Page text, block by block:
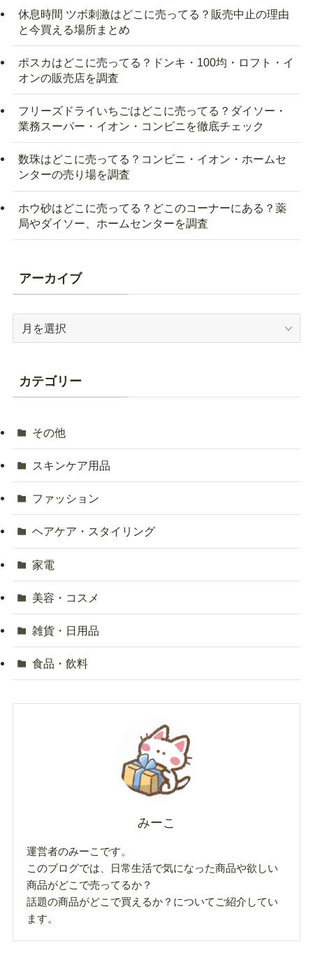
休息時間 ツボ刺激はどこに売ってる？販売中止の理由
と今買える場所まとめ
ポスカはどこに売ってる？ドンキ・100均・ロフト・イ
オンの販売店を調査
フリーズドライいちごはどこに売ってる？ダイソー・
業務スーパー・イオン・コンビニを徹底チェック
数珠はどこに売ってる？コンビニ・イオン・ホームセ
ンターの売り場を調査
ホウ砂はどこに売ってる？どこのコーナーにある？薬
局やダイソー、ホームセンターを調査
アーカイブ
ブ
カテゴリー
その他
スキンケア用品
ファッション
ヘアケア・スタイリング
家電
美容・コスメ
雑貨・日用品
食品・飲料
みーこ
運営者のみーこです。
このブログでは、日常生活で気になった商品や欲しい
商品がどこで売ってるか？
話題の商品がどこで買えるか？についてご紹介してい
ます。